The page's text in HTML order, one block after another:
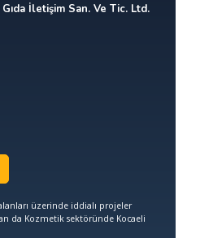
İletişim San. Ve Tic. Ltd.
üzerinde iddialı projeler
da Kozmetik sektöründe Kocaeli